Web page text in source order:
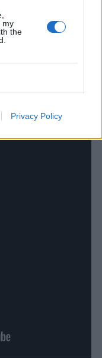
my
the
Privacy Policy